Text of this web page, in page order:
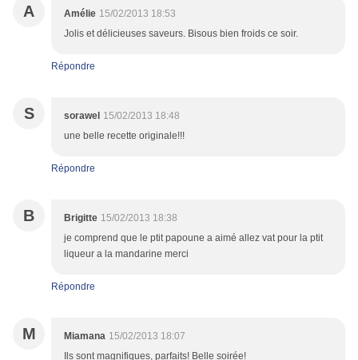
A Amélie 15/02/2013 18:53
Jolis et délicieuses saveurs. Bisous bien froids ce soir.
Répondre
S sorawel 15/02/2013 18:48
une belle recette originale!!!
Répondre
B Brigitte 15/02/2013 18:38
je comprend que le ptit papoune a aimé allez vat pour la ptit
liqueur a la mandarine merci
Répondre
M Miamana 15/02/2013 18:07
Ils sont magnifiques, parfaits! Belle soirée!